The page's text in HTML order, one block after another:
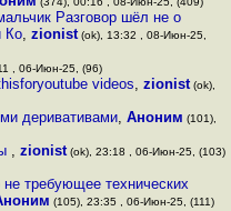
Разговор шёл не о
Ко, zionist(ok), 13:32 , 08-Июн-25,
, 06-Июн-25, (96)
videos, zionist(ok),
деривативами, Аноним (101),
, zionist(ok), 23:18 , 06-Июн-25, (103)
требующее технических
(105), 23:35 , 06-Июн-25, (111)